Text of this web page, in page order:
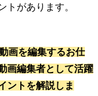
トがあります。
画を編集するお仕
画編集者として活躍
ントを解説しま